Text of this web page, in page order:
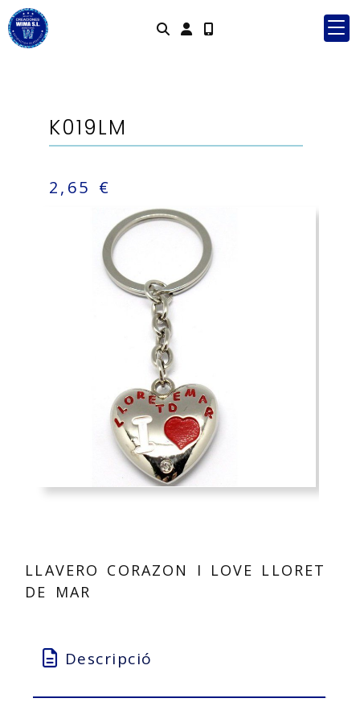
Identifícat
K019LM
2,65 €
LLAVERO CORAZON I LOVE LLORET
DE MAR
Descripció